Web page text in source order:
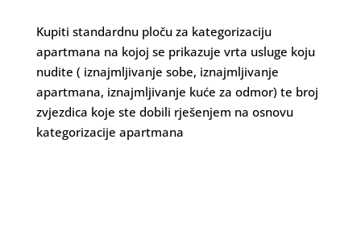
Kupiti standardnu ploču za kategorizaciju
apartmana na kojoj se prikazuje vrta usluge koju
nudite ( iznajmljivanje sobe, iznajmljivanje
apartmana, iznajmljivanje kuće za odmor) te broj
zvjezdica koje ste dobili rješenjem na osnovu
kategorizacije apartmana